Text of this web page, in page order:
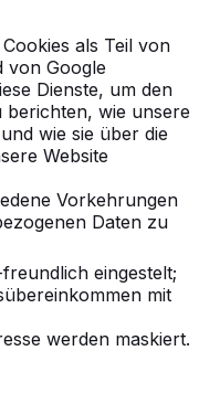
als Teil von
von Google
Dienste, um den
wie unsere
wie sie über die
Website
Vorkehrungen
Daten zu
eingestelt;
mit
werden maskiert.
ganz Europa
Sie hier, wo Sie
finden.